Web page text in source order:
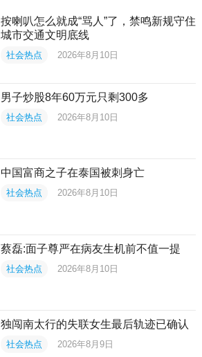
按喇叭怎么就成“骂人”了，禁鸣新规守住
城市交通文明底线
社会热点 2026年8月10日
男子炒股8年60万元只剩300多
社会热点 2026年8月10日
中国富商之子在泰国被刺身亡
社会热点 2026年8月10日
蔡磊:面子尊严在病友生机前不值一提
社会热点 2026年8月10日
独闯南太行的失联女生最后轨迹已确认
社会热点 2026年8月9日